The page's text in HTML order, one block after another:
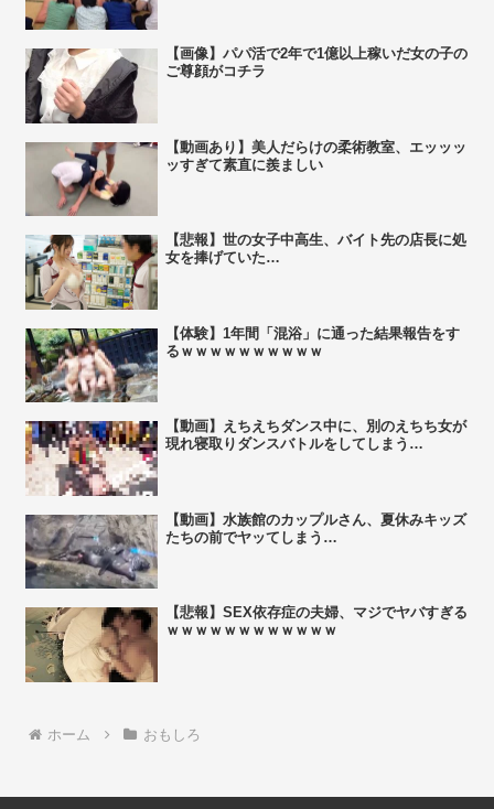
【画像】パパ活で2年で1億以上稼いだ女の子の
ご尊顔がコチラ
【動画あり】美人だらけの柔術教室、エッッッ
ッすぎて素直に羨ましい
【悲報】世の女子中高生、バイト先の店長に処
女を捧げていた…
【体験】1年間「混浴」に通った結果報告をす
るｗｗｗｗｗｗｗｗｗｗ
【動画】えちえちダンス中に、別のえちち女が
現れ寝取りダンスバトルをしてしまう…
【動画】水族館のカップルさん、夏休みキッズ
たちの前でヤッてしまう…
【悲報】SEX依存症の夫婦、マジでヤバすぎる
ｗｗｗｗｗｗｗｗｗｗｗｗ
ホーム おもしろ